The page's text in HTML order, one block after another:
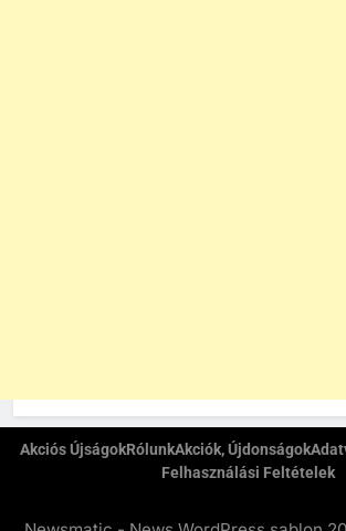
Akciós ÚjságokRólunkAkciók, Újdonságok
Felhasználási Feltételek